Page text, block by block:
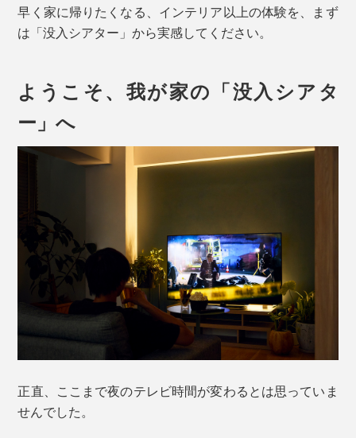
早く家に帰りたくなる、インテリア以上の体験を、まず
は「没入シアター」から実感してください。
ようこそ、我が家の「没入シアタ
ー」へ
正直、ここまで夜のテレビ時間が変わるとは思っていま
せんでした。